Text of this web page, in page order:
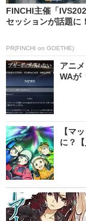
FINCHI主催「
セッションが話題に！
PR(FINCHI on GOETHE)
アニ
WAが
【マ
に？【